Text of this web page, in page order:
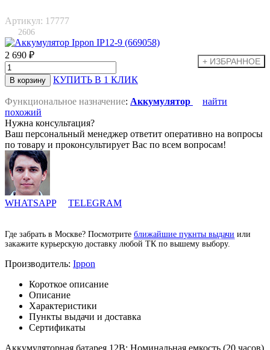
Артикул: 17777
2606
2 690 ₽
КУПИТЬ В 1 КЛИК
Функциональное назначение: Аккумулятор
найти
похожий
Нужна консультация?
Ваш персональный менеджер ответит оперативно на вопросы
по товару и проконсультирует Вас по всем вопросам!
WHATSAPP TELEGRAM
Где забрать в Москве? Посмотрите ближайшие пукнты выдачи или
закажите курьерскую доставку любой ТК по вышему выбору.
Производитель: Ippon
Короткое описание
Описание
Характеристики
Пункты выдачи и доставка
Сертификаты
Аккумуляторная батарея 12В; Номинальная емкость (20 часов)